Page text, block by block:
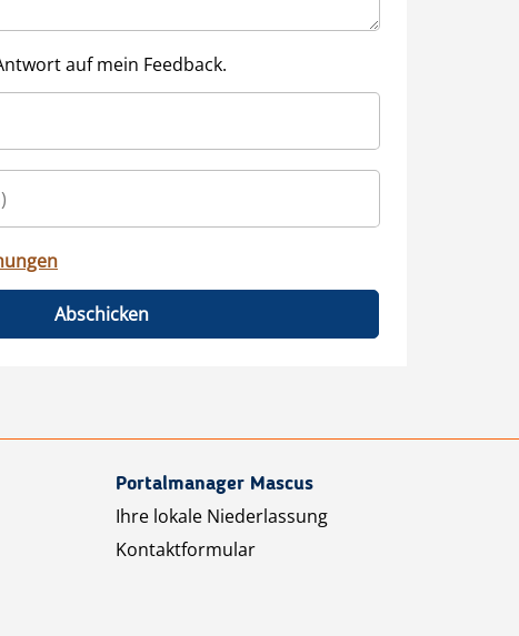
auf mein Feedback.
Abschicken
Portalmanager Mascus
Ihre lokale Niederlassung
Kontaktformular